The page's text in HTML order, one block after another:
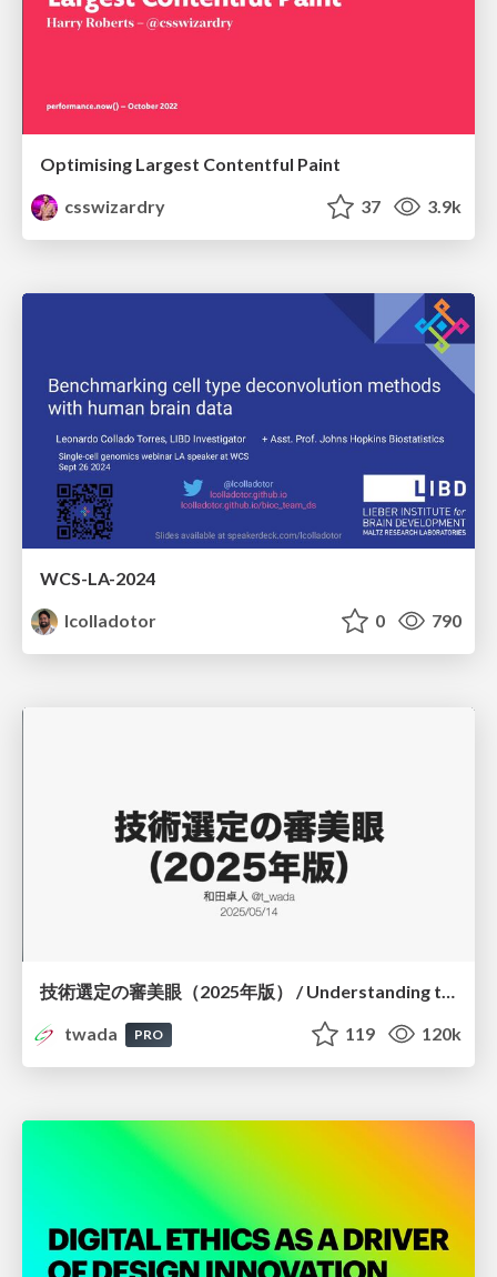
Optimising Largest Contentful Paint
csswizardry
37 3.9k
WCS-LA-2024
lcolladotor
0 790
技術選定の審美眼（2025年版） / Understanding the Spiral of Technologies 2025 edition
twada
PRO 119 120k